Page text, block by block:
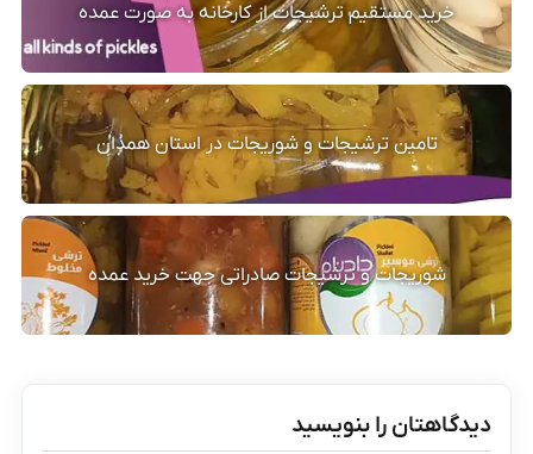
خرید مستقیم ترشیجات از کارخانه به صورت عمده
تامین ترشیجات و شوریجات در استان همدان
شوریجات و ترشیجات صادراتی جهت خرید عمده
دیدگاهتان را بنویسید